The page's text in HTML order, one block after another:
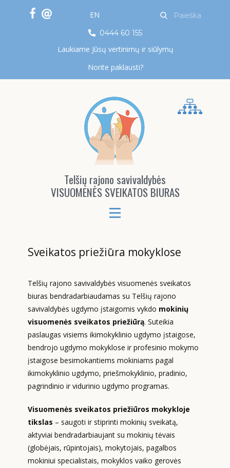
0444 60 155
Laukiame Jūsų vertinimų ir siūlymų
Norite paklausti?
EN
Telšių rajono savivaldybės
VISUOMENĖS SVEIKATOS BIURAS
Sveikatos priežiūra mokyklose
Telšių rajono savivaldybės visuomenės sveikatos
biuras bendradarbiaudamas su Telšių rajono
savivaldybės ugdymo įstaigomis vykdo mokinių
visuomenės sveikatos priežiūrą. Suteikia
paslaugas visiems ikimokyklinio ugdymo įstaigose,
bendrojo ugdymo mokyklose ir profesinio mokymo
įstaigose besimokantiems mokiniams pagal
ikimokyklinio ugdymo, priešmokyklinio, pradinio,
pagrindinio ir vidurinio ugdymo programas.
Visuomenės sveikatos priežiūros mokykloje
tikslas – saugoti ir stiprinti mokinių sveikatą,
aktyviai bendradarbiaujant su mokinių tėvais
(globėjais, rūpintojais), mokytojais, pagalbos
mokiniui specialistais, mokyklos vaiko gerovės